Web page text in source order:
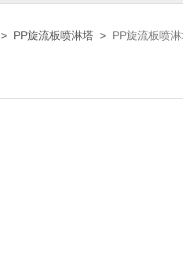
> PP旋流板喷淋塔 > PP旋流板喷